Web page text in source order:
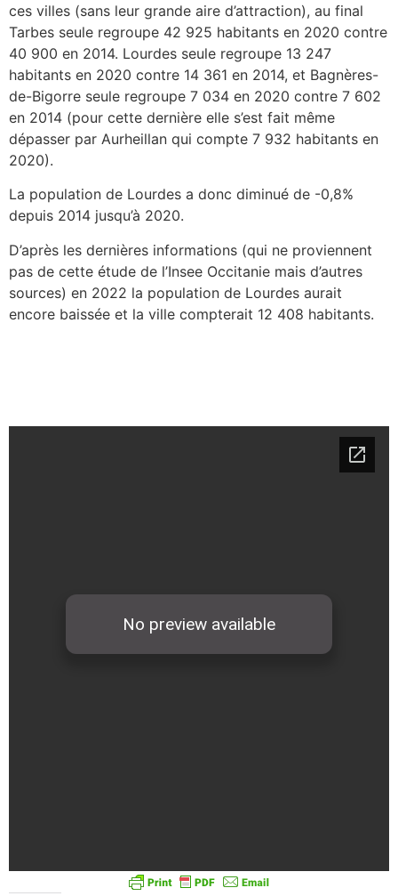
ces villes (sans leur grande aire d’attraction), au final
Tarbes seule regroupe 42 925 habitants en 2020 contre
40 900 en 2014. Lourdes seule regroupe 13 247
habitants en 2020 contre 14 361 en 2014, et Bagnères-
de-Bigorre seule regroupe 7 034 en 2020 contre 7 602
en 2014 (pour cette dernière elle s’est fait même
dépasser par Aurheillan qui compte 7 932 habitants en
2020).
La population de Lourdes a donc diminué de -0,8%
depuis 2014 jusqu’à 2020.
D’après les dernières informations (qui ne proviennent
pas de cette étude de l’Insee Occitanie mais d’autres
sources) en 2022 la population de Lourdes aurait
encore baissée et la ville compterait 12 408 habitants.